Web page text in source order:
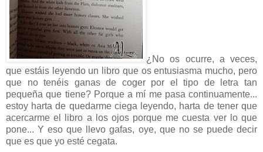
¿No os ocurre, a veces,
que estáis leyendo un libro que os entusiasma mucho, pero
que no tenéis ganas de coger por el tipo de letra tan
pequeña que tiene? Porque a mí me pasa continuamente...
estoy harta de quedarme ciega leyendo, harta de tener que
acercarme el libro a los ojos porque me cuesta ver lo que
pone... Y eso que llevo gafas, oye, que no se puede decir
que es que yo esté cegata.